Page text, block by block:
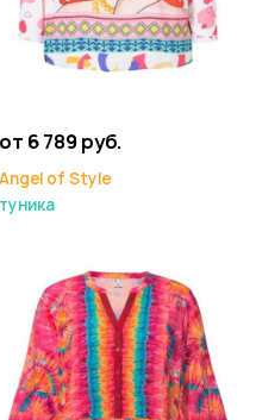
от 6 789 руб.
Angel of Style
туника